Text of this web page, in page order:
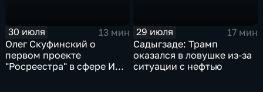
30 июля
13 мин
Олег Скуфинский о
первом проекте
"Росреестра" в сфере ИИ
29 июля
17 мин
Садыгзаде: Трамп
оказался в ловушке из-за
ситуации с нефтью